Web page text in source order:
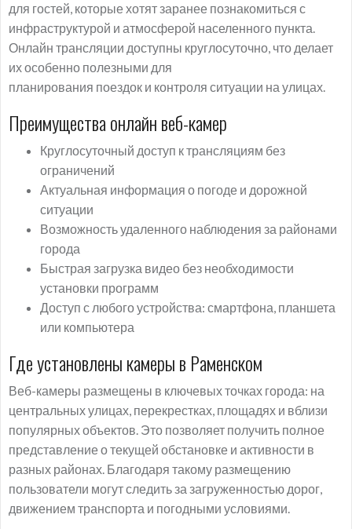
для гостей, которые хотят заранее познакомиться с
инфраструктурой и атмосферой населенного пункта.
Онлайн трансляции доступны круглосуточно, что делает
их особенно полезными для
планирования поездок и контроля ситуации на улицах.
Преимущества онлайн веб-камер
Круглосуточный доступ к трансляциям без
ограничений
Актуальная информация о погоде и дорожной
ситуации
Возможность удаленного наблюдения за районами
города
Быстрая загрузка видео без необходимости
установки программ
Доступ с любого устройства: смартфона, планшета
или компьютера
Где установлены камеры в Раменском
Веб-камеры размещены в ключевых точках города: на
центральных улицах, перекрестках, площадях и вблизи
популярных объектов. Это позволяет получить полное
представление о текущей обстановке и активности в
разных районах. Благодаря такому размещению
пользователи могут следить за загруженностью дорог,
движением транспорта и погодными условиями.